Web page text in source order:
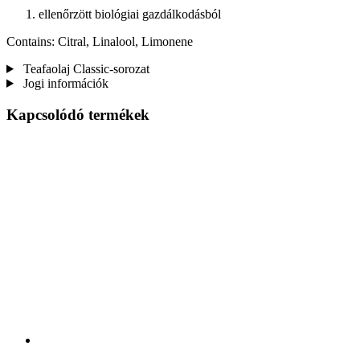
ellenőrzött biológiai gazdálkodásból
Contains: Citral, Linalool, Limonene
Teafaolaj Classic-sorozat
Jogi információk
Kapcsolódó termékek